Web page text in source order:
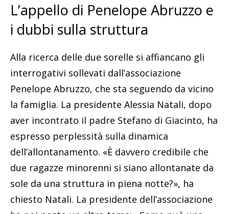
L’appello di Penelope Abruzzo e
i dubbi sulla struttura
Alla ricerca delle due sorelle si affiancano gli
interrogativi sollevati dall’associazione
Penelope Abruzzo, che sta seguendo da vicino
la famiglia. La presidente Alessia Natali, dopo
aver incontrato il padre Stefano di Giacinto, ha
espresso perplessità sulla dinamica
dell’allontanamento. «È davvero credibile che
due ragazze minorenni si siano allontanate da
sole da una struttura in piena notte?», ha
chiesto Natali. La presidente dell’associazione